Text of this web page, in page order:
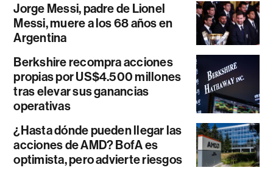
Jorge Messi, padre de Lionel
Messi, muere a los 68 años en
Argentina
Berkshire recompra acciones
propias por US$4.500 millones
tras elevar sus ganancias
operativas
¿Hasta dónde pueden llegar las
acciones de AMD? BofA es
optimista, pero advierte riesgos